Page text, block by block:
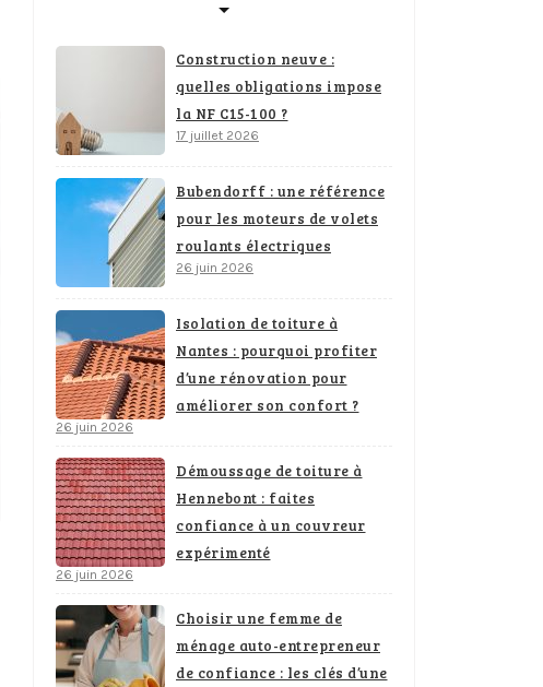
Construction neuve :
quelles obligations impose
la NF C15-100 ?
17 juillet 2026
Bubendorff : une référence
pour les moteurs de volets
roulants électriques
26 juin 2026
Isolation de toiture à
Nantes : pourquoi profiter
d’une rénovation pour
améliorer son confort ?
26 juin 2026
Démoussage de toiture à
Hennebont : faites
confiance à un couvreur
expérimenté
26 juin 2026
Choisir une femme de
ménage auto-entrepreneur
de confiance : les clés d’une